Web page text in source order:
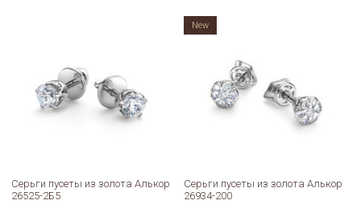
Серьги пусеты из золота Алькор
26525-2Б5
Серьги пусеты из золота Алькор
26934-200
New